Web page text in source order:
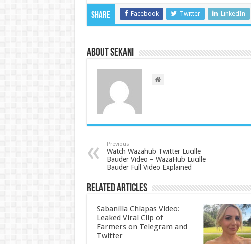
Share Facebook Twitter LinkedIn
About sekani
Previous
Watch Wazahub Twitter Lucille
Bauder Video – WazaHub Lucille
Bauder Full Video Explained
Related Articles
Sabanilla Chiapas Video:
Leaked Viral Clip of
Farmers on Telegram and
Twitter